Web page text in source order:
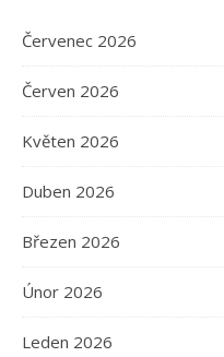
Červenec 2026
Červen 2026
Květen 2026
Duben 2026
Březen 2026
Únor 2026
Leden 2026